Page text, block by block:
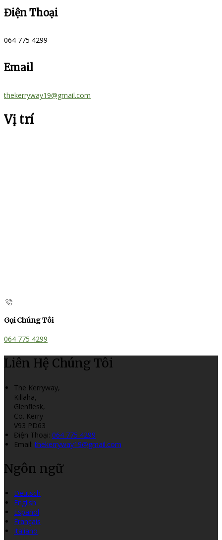
Điện Thoại
064 775 4299
Email
thekerryway19@gmail.com
Vị trí
Gọi Chúng Tôi
064 775 4299
Liên Hệ Chúng Tôi
The Kerryway,
Killaha,
Glenflesk,
Co. Kerry
V93 PD63
Điện Thoại: 064 775 4299
Email:thekerryway19@gmail.com
Ngôn ngữ
Deutsch
English
Español
Français
Italiano